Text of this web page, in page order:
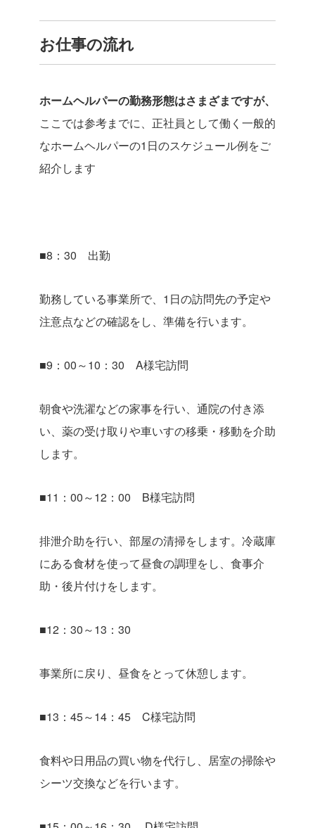
お仕事の流れ
ホームヘルパーの勤務形態はさまざまですが、
ここでは参考までに、正社員として働く一般的
なホームヘルパーの1日のスケジュール例をご
紹介します
■8：30 出勤
勤務している事業所で、1日の訪問先の予定や
注意点などの確認をし、準備を行います。
■9：00～10：30 A様宅訪問
朝食や洗濯などの家事を行い、通院の付き添
い、薬の受け取りや車いすの移乗・移動を介助
します。
■11：00～12：00 B様宅訪問
排泄介助を行い、部屋の清掃をします。冷蔵庫
にある食材を使って昼食の調理をし、食事介
助・後片付けをします。
■12：30～13：30
事業所に戻り、昼食をとって休憩します。
■13：45～14：45 C様宅訪問
食料や日用品の買い物を代行し、居室の掃除や
シーツ交換などを行います。